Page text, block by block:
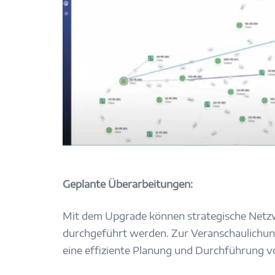
Geplante Überarbeitungen:
Mit dem Upgrade können strategische
durchgeführt werden. Zur
eine effiziente Planung und Durchführung